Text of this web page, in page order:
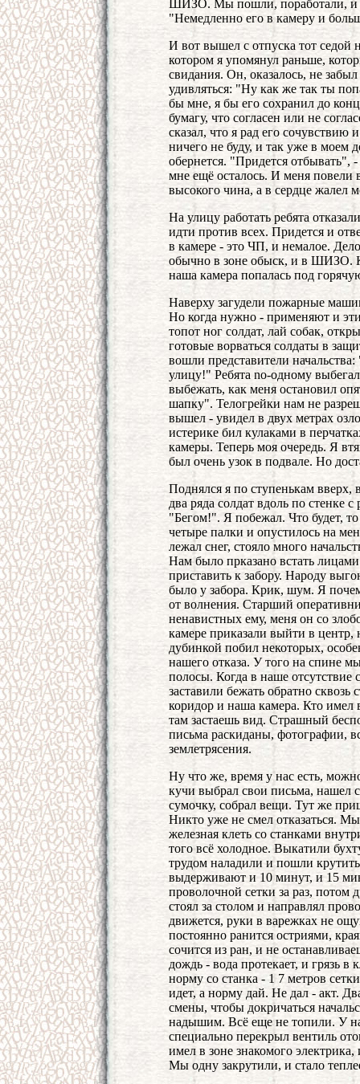
ШИЗО. Мы пошли, поработали, и
"Немедленно его в камеру и
И вот вышел с отпуска тот седой
котором я упомянул раньше,
свидания. Он, оказалось, не
удивляться: "Ну как же так ты
бы мне, я бы его сохранил до
бумагу, что согласен или не
сказал, что я рад его
ничего не буду, и так уже в моем
обернется. "Придется отбывать", -
мне ещё осталось. И меня повели
высокого чина, а в сердце жалел
На улицу работать ребята
идти против всех. Придется и
в камере - это ЧП, и немалое.
обычно в зоне обыск, и в ШИЗО.
наша камера попалась под
Наверху загудели пожарные
Но когда нужно - применяют и
топот ног солдат, лай собак,
готовые ворваться солдаты в
вошли представители
улицу!" Ребята no-одному
выбежать, как меня остановил
шапку". Телогрейки нам не
вышел - увидел в двух метрах
истерике бил кулаками в
камеры. Теперь моя очередь. Я
был очень узок в подвале. Но
Поднялся я по ступенькам
два ряда солдат вдоль по
"Бегом!". Я побежал. Что будет,
четыре палки и опустилось на
лежал снег, стояло много
Нам было прказано встать
приставить к забору. Народу
было у забора. Крик, шум. Я
от волнения. Старший
ненавистных ему, меня он со
камере приказали выйти в
дубинкой побил некоторых,
нашего отказа. У того на спине
полосы. Когда в наше
заставили бежать обратно
коридор и наша камера. Кто имел
там застаешь вид. Страшный
письма раскиданы, фотографии,
землетрясения.
Ну что же, время у нас есть,
кучи выбрал свои письма, нашел
сумочку, собрал вещи. Тут же
Никто уже не смел отказаться.
железная клеть со станками
того всё холодное. Выкатили
трудом наладили и пошли
выдерживают и 10 минут, и 15
проволочной сетки за раз,
стоял за столом и направлял
движется, руки в варежках не
постоянно ранится остриями,
сочится из ран, и не
дождь - вода протекает, и грязь
норму со станка - 1 7 метров
идет, а норму дай. Не дал - акт.
смены, чтобы докричаться
надышим. Всё еще не топили. У
специально перекрыл вентиль
имел в зоне знакомого
Мы одну закрутили, и стало